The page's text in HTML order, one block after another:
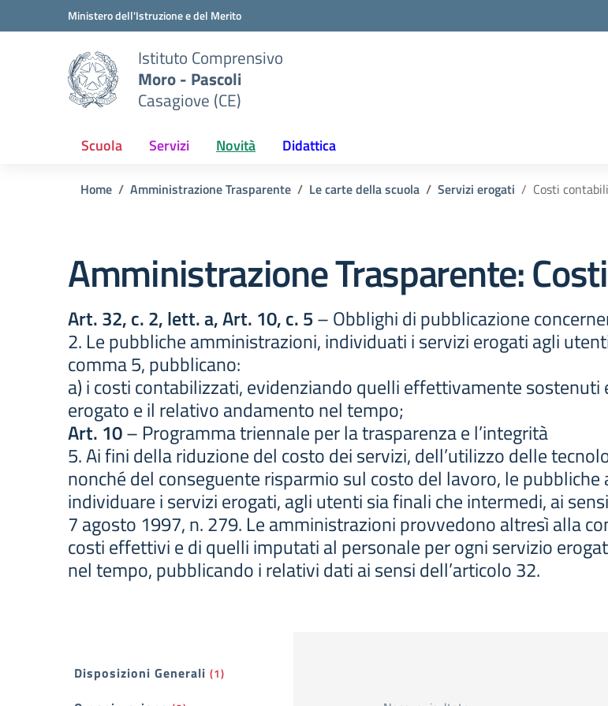
Vai ai contenuti
Vai al menu di navigazioneMinistero dell'Istruzione e del Merito
Istituto Comprensivo
Moro - Pascoli
Casagiove (CE)
Scuola Servizi Novità Didattica
Home Amministrazione Trasparente Le carte della scuola Servizi erogati Costi
Amministrazione Trasparente:
Art. 32, c. 2, lett. a, Art. 10, c. 5– Obblighi di pubblicazione
2. Le pubbliche amministrazioni, individuati i servizi erogati agli
comma 5, pubblicano:
a) i costi contabilizzati, evidenziando quelli effettivamente
erogato e il relativo andamento nel tempo;
Art. 10– Programma triennale per la trasparenza e l’integrità
5. Ai fini della riduzione del costo dei servizi, dell’utilizzo delle
nonché del conseguente risparmio sul costo del lavoro, le
individuare i servizi erogati, agli utenti sia finali che intermedi, ai
7 agosto 1997, n. 279. Le amministrazioni provvedono altresì alla
costi effettivi e di quelli imputati al personale per ogni servizio
nel tempo, pubblicando i relativi dati ai sensi dell’articolo 32.
Filtri
Disposizioni Generali (1)